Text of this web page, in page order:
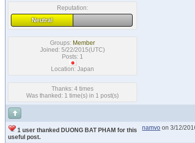
Reputation:
Neutral
Groups: Member
Joined: 5/22/2015(UTC)
Posts: 1
Location: Japan
Thanks: 4 times
Was thanked: 1 time(s) in 1 post(s)
1 user thanked DUONG BAT PHAM for this
useful post.
namvo on 3/12/